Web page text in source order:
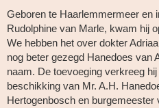
Geboren te Haarlemmermeer en
Rudolphine van Marle, kwam hij
We hebben het over dokter
nog beter gezegd Hanedoes van
naam. De toevoeging verkreeg
beschikking van Mr. A.H.
Hertogenbosch en burgemeester